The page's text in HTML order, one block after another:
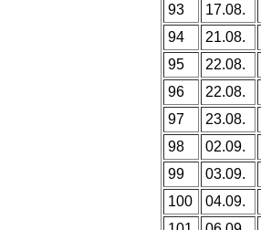
93
17.08.
94
21.08.
95
22.08.
96
22.08.
97
23.08.
98
02.09.
99
03.09.
100
04.09.